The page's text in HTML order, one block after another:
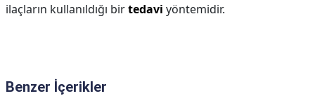
ilaçların kullanıldığı birtedavi yöntemidir.
Benzer İçerikler